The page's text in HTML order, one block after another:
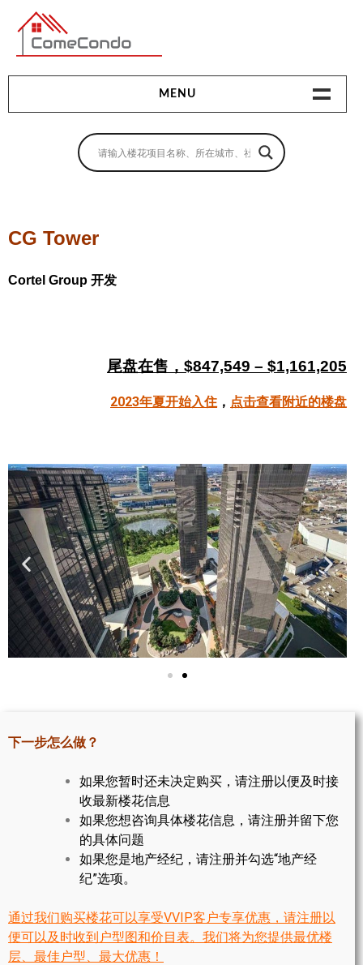
多伦多最新最全的楼花搜索引擎
MENU
地产相关
卖房指南
贷款指南
楼花大全
大多伦多地区楼花开发商名录
楼花地图
楼花转让专区
多伦多市中心楼花项目
怡陶碧谷社区介绍
世嘉堡楼花项目
密西沙加社区介绍
密西沙加楼花项目
奥克维尔社区介绍
奥克维尔楼花项目
列治文山楼花项目
旺市楼花项目
CG Tower
Cortel Group 开发
尾盘在售，$847,549 – $1,161,205
2023年夏开始入住 ， 点击查看附近的楼盘
下一步怎么做？
如果您暂时还未决定购买，请注册以便及时接
收最新楼花信息
如果您想咨询具体楼花信息，请注册并留下您
的具体问题
如果您是地产经纪，请注册并勾选“地产经
纪”选项。
通过我们购买楼花可以享受VVIP客户专享优惠，请注册以
便可以及时收到户型图和价目表。我们将为您提供最优楼
层、最佳户型、最大优惠！